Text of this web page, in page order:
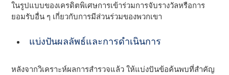
ในรูปแบบของเครดิตพิเศษการเข้าร่วมการจับรางวัลหรือการ
ยอมรับอื่น ๆ เกี่ยวกับการมีส่วนร่วมของพวกเขา
แบ่งปันผลลัพธ์และการดําเนินการ
หลังจากวิเคราะห์ผลการสํารวจแล้ว ให้แบ่งปันข้อค้นพบที่สําคัญ